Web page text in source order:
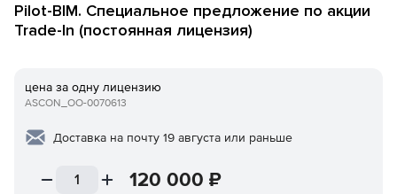
Pilot-BIM. Специальное предложение по акции
Trade-In (постоянная лицензия)
цена за одну лицензию
ASCON_ОО-0070613
Доставка на почту 19 августа или раньше
120 000 ₽